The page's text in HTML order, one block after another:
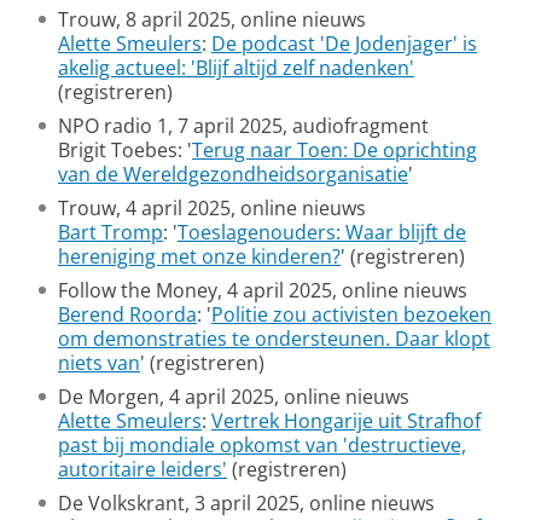
Trouw, 8 april 2025, online nieuws
Alette Smeulers: De podcast 'De Jodenjager' is
akelig actueel: 'Blijf altijd zelf nadenken'
(registreren)
NPO radio 1, 7 april 2025, audiofragment
Brigit Toebes: 'Terug naar Toen: De oprichting
van de Wereldgezondheidsorganisatie'
Trouw, 4 april 2025, online nieuws
Bart Tromp: 'Toeslagenouders: Waar blijft de
hereniging met onze kinderen?' (registreren)
Follow the Money, 4 april 2025, online nieuws
Berend Roorda: 'Politie zou activisten bezoeken
om demonstraties te ondersteunen. Daar klopt
niets van' (registreren)
De Morgen, 4 april 2025, online nieuws
Alette Smeulers: Vertrek Hongarije uit Strafhof
past bij mondiale opkomst van 'destructieve,
autoritaire leiders' (registreren)
De Volkskrant, 3 april 2025, online nieuws